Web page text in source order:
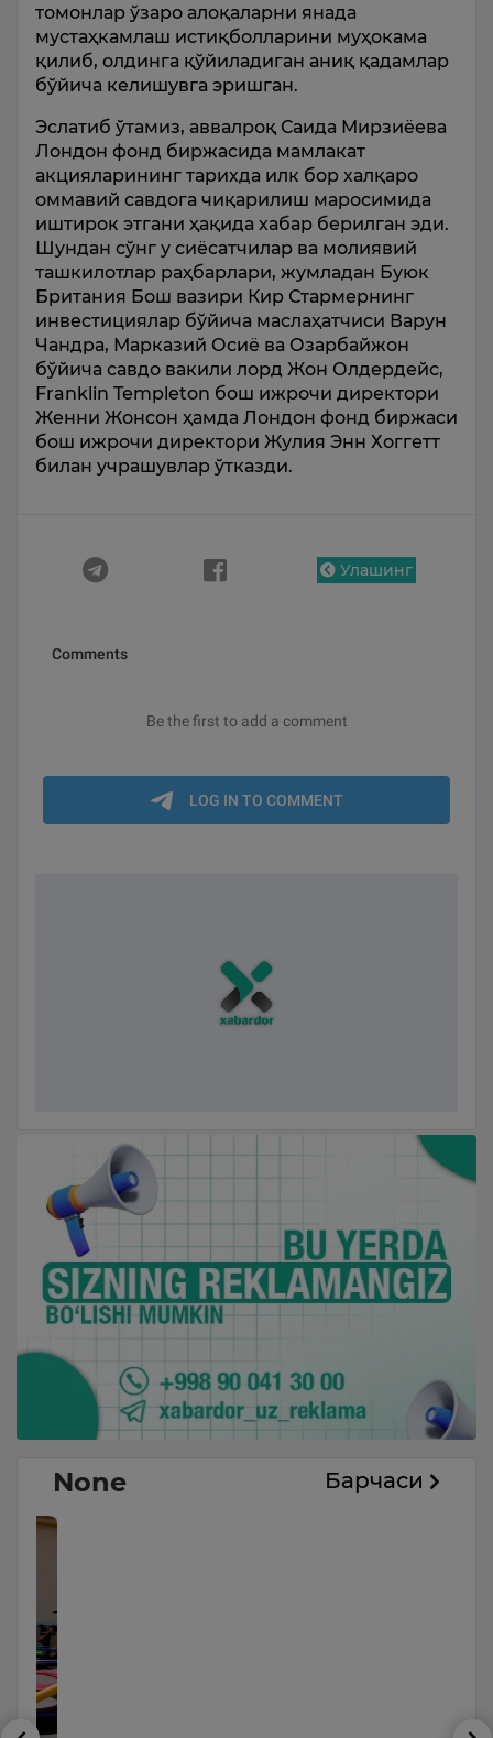
томонлар ўзаро алоқаларни янада
мустаҳкамлаш истиқболларини муҳокама
қилиб, олдинга қўйиладиган аниқ қадамлар
бўйича келишувга эришган.
Эслатиб ўтамиз, аввалроқ Саида Мирзиёева
Лондон фонд биржасида мамлакат
акцияларининг тарихда илк бор халқаро
оммавий савдога чиқарилиш маросимида
иштирок этгани ҳақида хабар берилган эди.
Шундан сўнг у сиёсатчилар ва молиявий
ташкилотлар раҳбарлари, жумладан Буюк
Британия Бош вазири Кир Стармернинг
инвестициялар бўйича маслаҳатчиси Варун
Чандра, Марказий Осиё ва Озарбайжон
бўйича савдо вакили лорд Жон Олдердейс,
Franklin Templeton бош ижрочи директори
Женни Жонсон ҳамда Лондон фонд биржаси
бош ижрочи директори Жулия Энн Хоггетт
билан учрашувлар ўтказди.
Улашинг
None Барчаси